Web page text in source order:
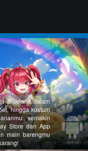
Blueland dalam
hingga kostum
semakin
Store dan App
main barengmu